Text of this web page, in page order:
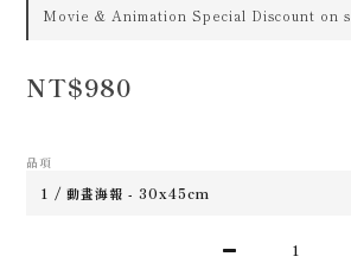
Movie & Animation Special Discount on
NT$980
品項